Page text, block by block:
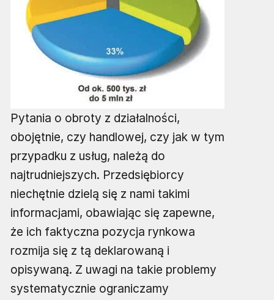
Pytania o obroty z działalności,
obojętnie, czy handlowej, czy jak w tym
przypadku z usług, należą do
najtrudniejszych. Przedsiębiorcy
niechętnie dzielą się z nami takimi
informacjami, obawiając się zapewne,
że ich faktyczna pozycja rynkowa
rozmija się z tą deklarowaną i
opisywaną. Z uwagi na takie problemy
systematycznie ograniczamy